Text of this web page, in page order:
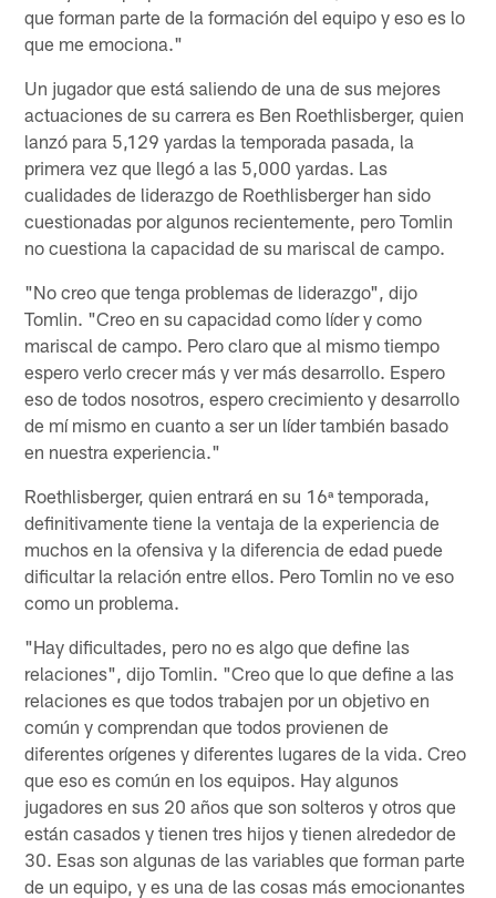
que forman parte de la formación del equipo y eso es lo
que me emociona."
Un jugador que está saliendo de una de sus mejores
actuaciones de su carrera es Ben Roethlisberger, quien
lanzó para 5,129 yardas la temporada pasada, la
primera vez que llegó a las 5,000 yardas. Las
cualidades de liderazgo de Roethlisberger han sido
cuestionadas por algunos recientemente, pero Tomlin
no cuestiona la capacidad de su mariscal de campo.
"No creo que tenga problemas de liderazgo", dijo
Tomlin. "Creo en su capacidad como líder y como
mariscal de campo. Pero claro que al mismo tiempo
espero verlo crecer más y ver más desarrollo. Espero
eso de todos nosotros, espero crecimiento y desarrollo
de mí mismo en cuanto a ser un líder también basado
en nuestra experiencia."
Roethlisberger, quien entrará en su 16ª temporada,
definitivamente tiene la ventaja de la experiencia de
muchos en la ofensiva y la diferencia de edad puede
dificultar la relación entre ellos. Pero Tomlin no ve eso
como un problema.
"Hay dificultades, pero no es algo que define las
relaciones", dijo Tomlin. "Creo que lo que define a las
relaciones es que todos trabajen por un objetivo en
común y comprendan que todos provienen de
diferentes orígenes y diferentes lugares de la vida. Creo
que eso es común en los equipos. Hay algunos
jugadores en sus 20 años que son solteros y otros que
están casados ​​y tienen tres hijos y tienen alrededor de
30. Esas son algunas de las variables que forman parte
de un equipo, y es una de las cosas más emocionantes